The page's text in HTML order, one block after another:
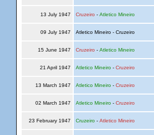
13 July 1947 Cruzeiro - Atletico Mineiro
09 July 1947 Atletico Mineiro - Cruzeiro
15 June 1947 Cruzeiro - Atletico Mineiro
21 April 1947 Atletico Mineiro- Cruzeiro
13 March 1947 Atletico Mineiro- Cruzeiro
02 March 1947 Atletico Mineiro- Cruzeiro
23 February 1947 Cruzeiro- Atletico Mineiro